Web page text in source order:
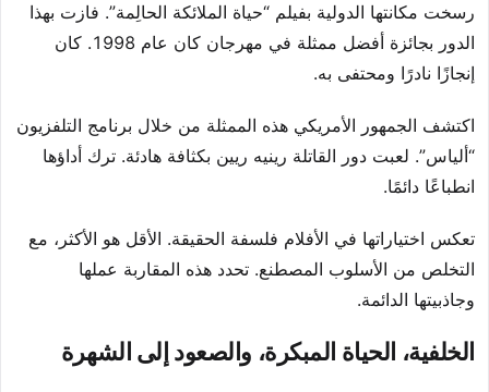
رسخت مكانتها الدولية بفيلم “حياة الملائكة الحالِمة”. فازت بهذا
الدور بجائزة أفضل ممثلة في مهرجان كان عام 1998. كان
إنجازًا نادرًا ومحتفى به.
اكتشف الجمهور الأمريكي هذه الممثلة من خلال برنامج التلفزيون
“ألياس”. لعبت دور القاتلة رينيه ريين بكثافة هادئة. ترك أداؤها
انطباعًا دائمًا.
تعكس اختياراتها في الأفلام فلسفة الحقيقة. الأقل هو الأكثر، مع
التخلص من الأسلوب المصطنع. تحدد هذه المقاربة عملها
وجاذبيتها الدائمة.
الخلفية، الحياة المبكرة، والصعود إلى الشهرة